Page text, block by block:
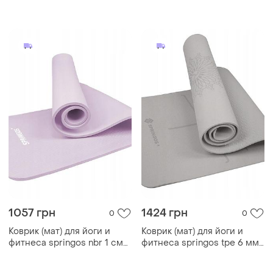
1057 грн 0
Коврик (мат) для йоги и
фитнеса springos nbr 1 см
1424 грн 0
Коврик (мат) для йоги и
фитнеса springos tpe 6 мм